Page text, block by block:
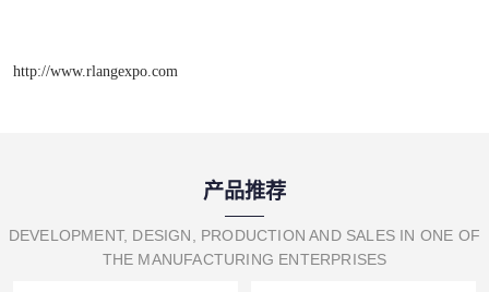
http://www.rlangexpo.com
产品推荐
DEVELOPMENT, DESIGN, PRODUCTION AND SALES IN ONE OF
THE MANUFACTURING ENTERPRISES